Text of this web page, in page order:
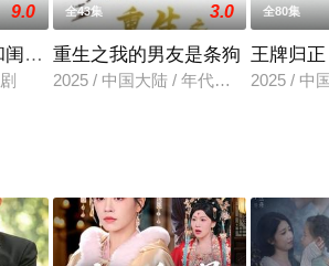
9.0
蜜离开了
全43集 3.0
重生之我的男友是条狗
2025 / 中国大陆 / 年代穿越
全80集
王牌归正
2025 / 中